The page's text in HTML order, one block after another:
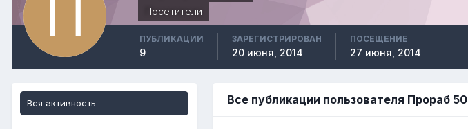
Посетители
ПУБЛИКАЦИИ
9
ЗАРЕГИСТРИРОВАН
20 июня, 2014
ПОСЕЩЕНИЕ
27 июня, 2014
Вся активность Все публикации пользователя Прораб 50